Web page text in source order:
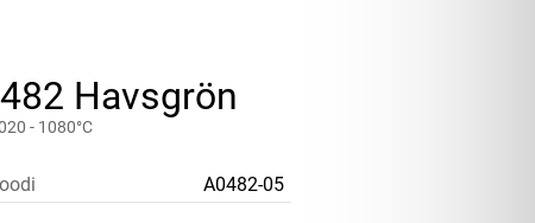
Havsgrön
- 1080°C
A0482-05